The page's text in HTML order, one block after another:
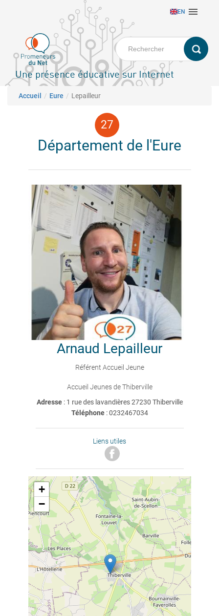
principal
EN 
Une présence éducative sur Internet
Fil d'Ariane
Accueil Eure Lepailleur
Département de l'Eure
Arnaud Lepailleur
Référent Accueil Jeune
Accueil Jeunes de Thiberville
Adresse : 1 rue des lavandières 27230 Thiberville
Téléphone:0232467034
Liens utiles
+
−